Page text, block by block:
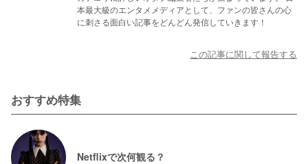
本最大級のエンタメメディアとして、ファンの皆さんの心
に刺さる面白い記事をどんどん発信していきます！
この記事に関して報告する
おすすめ特集
Netflixで次何観る？